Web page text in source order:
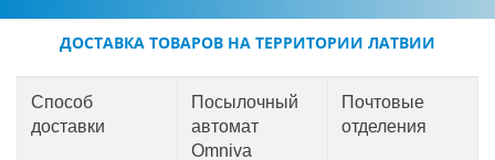
ДОСТАВКА ТОВАРОВ НА ТЕРРИТОРИИ ЛАТВИИ
Способ
доставки
Посылочный
автомат
Omniva
Почтовые
отделения